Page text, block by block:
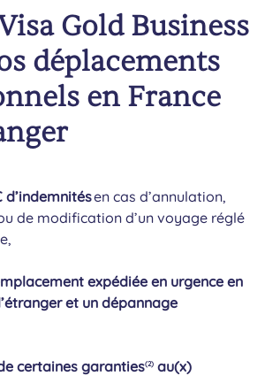
Gold Business
déplacements
en France
d’indemnitésen cas d’annulation,
de modification d’un voyage réglé
expédiée en urgence en
et un dépannage
certaines garanties(2) au(x)